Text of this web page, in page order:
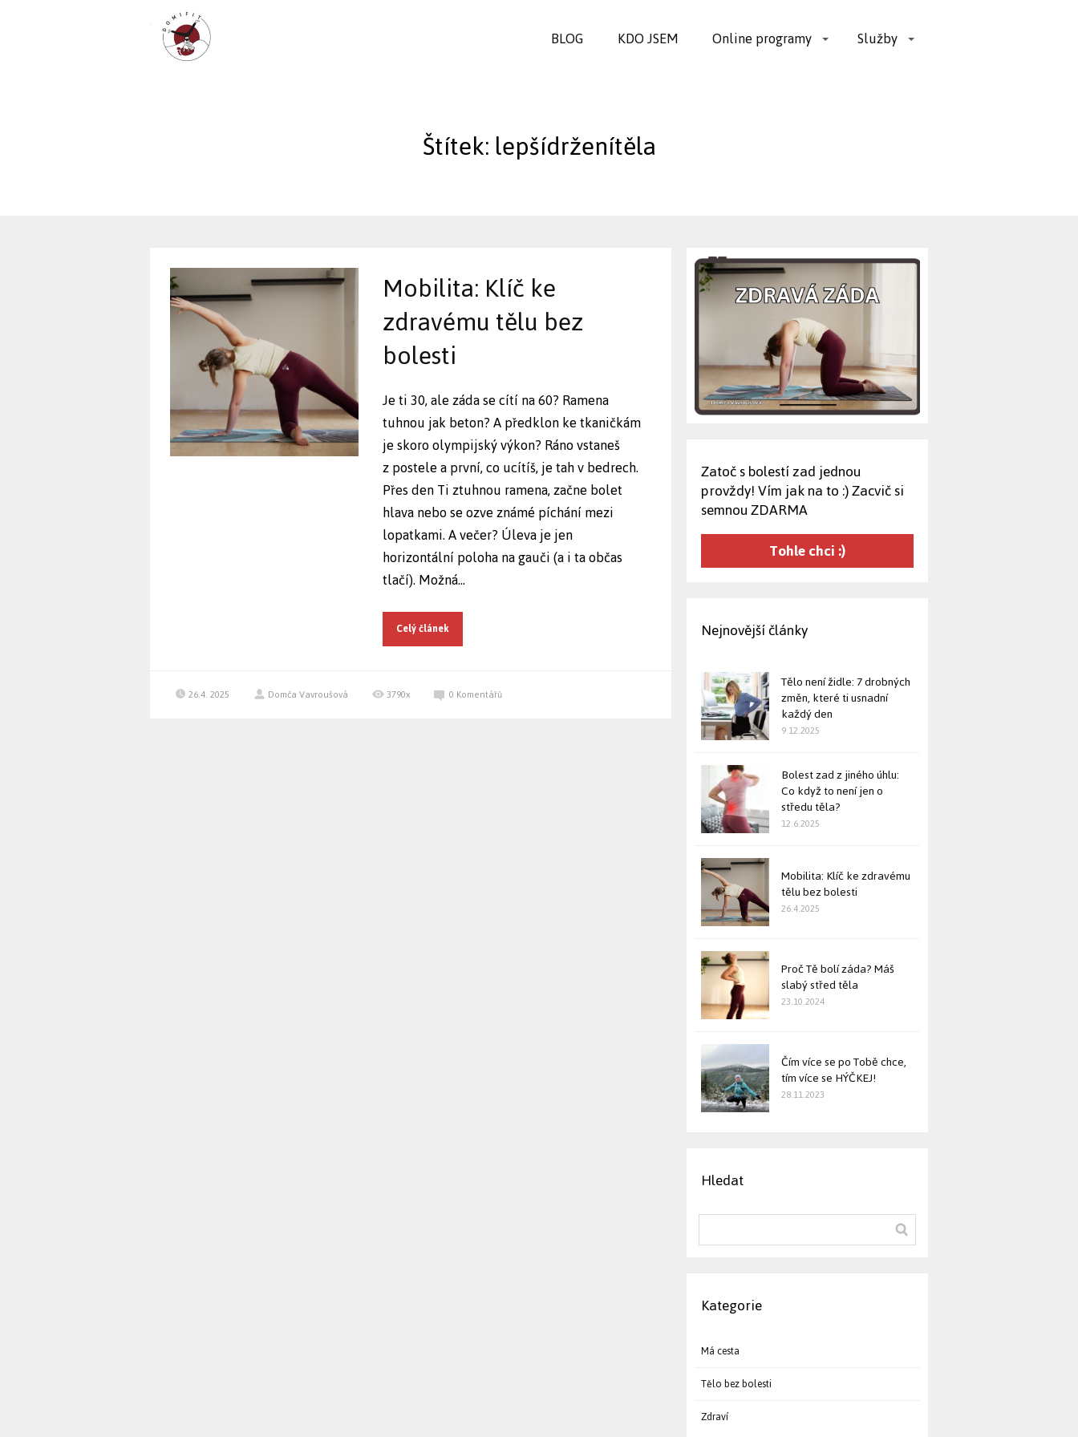
BLOG KDO JSEM Online programy Služby
Štítek: lepšídrženítěla
Mobilita: Klíč ke
zdravému tělu bez
bolesti
Je ti 30, ale záda se cítí na 60? Ramena
tuhnou jak beton? A předklon ke tkaničkám
je skoro olympijský výkon? Ráno vstaneš
z postele a první, co ucítíš, je tah v bedrech.
Přes den Ti ztuhnou ramena, začne bolet
hlava nebo se ozve známé píchání mezi
lopatkami. A večer? Úleva je jen
horizontální poloha na gauči (a i ta občas
tlačí). Možná...
Celý článek
26.4. 2025 Domča Vavroušová 3790x 0 Komentářů
Zatoč s bolestí zad jednou
provždy! Vím jak na to :) Zacvič si
semnou ZDARMA
Tohle chci :)
Nejnovější články
Tělo není židle: 7 drobných
změn, které ti usnadní
každý den
9.12.2025
Bolest zad z jiného úhlu:
Co když to není jen o
středu těla?
12.6.2025
Mobilita: Klíč ke zdravému
tělu bez bolesti
26.4.2025
Proč Tě bolí záda? Máš
slabý střed těla
23.10.2024
Čím více se po Tobě chce,
tím více se HÝČKEJ!
28.11.2023
Hledat
Kategorie
Má cesta
Tělo bez bolesti
Zdraví